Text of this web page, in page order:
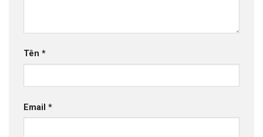
Tên *
Email *